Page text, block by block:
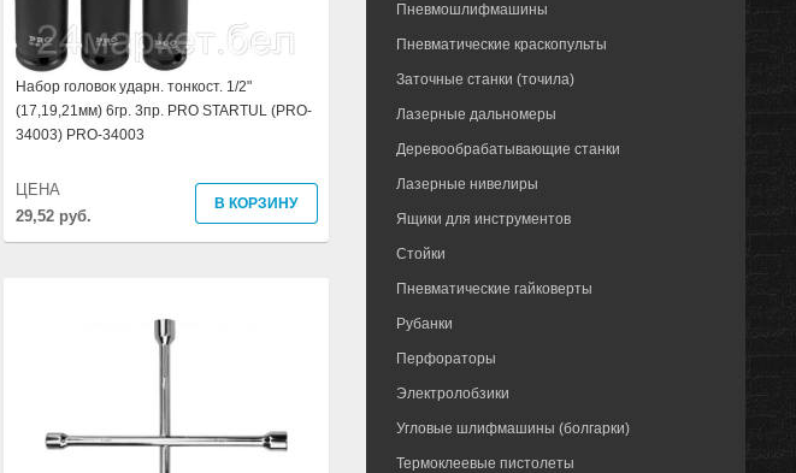
Пневмошлифмашины
Пневматические краскопульты
Заточные станки (точила)
Лазерные дальномеры
Деревообрабатывающие станки
Лазерные нивелиры
Ящики для инструментов
Стойки
Пневматические гайковерты
Рубанки
Перфораторы
Электролобзики
Угловые шлифмашины (болгарки)
Термоклеевые пистолеты
Набор головок ударн. тонкост. 1/2"
(17,19,21мм) 6гр. 3пр. PRO STARTUL (PRO-
34003) PRO-34003
29,52 руб.
ЦЕНА
В КОРЗИНУ